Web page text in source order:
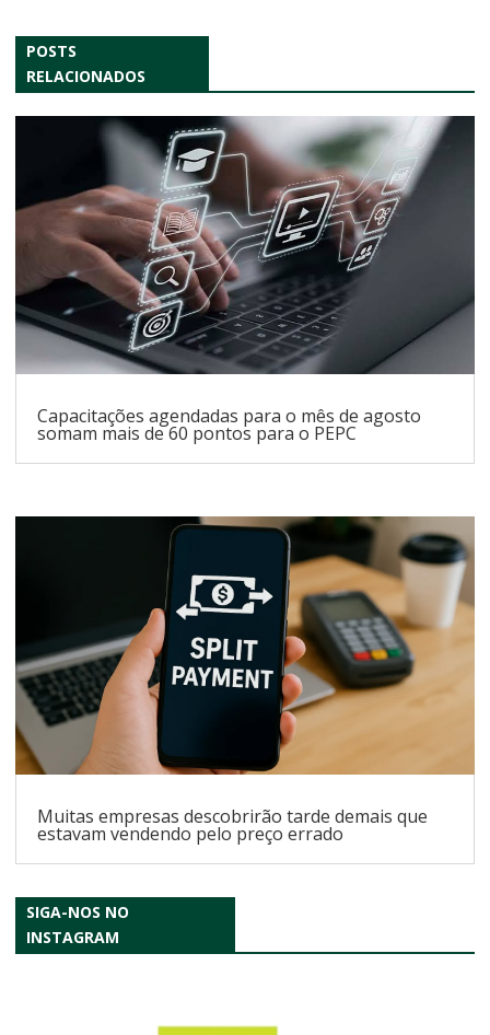
POSTS
RELACIONADOS
Capacitações agendadas para o mês de agosto
somam mais de 60 pontos para o PEPC
Muitas empresas descobrirão tarde demais que
estavam vendendo pelo preço errado
SIGA-NOS NO
INSTAGRAM